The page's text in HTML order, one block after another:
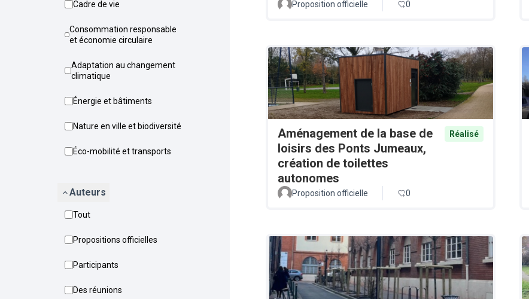
Cadre de vie
Consommation responsable
et économie circulaire
Adaptation au changement
climatique
Énergie et bâtiments
Nature en ville et biodiversité
Éco-mobilité et transports
Auteurs
Tout
Propositions officielles
Participants
Des réunions
Proposition officielle 0
Aménagement de la base de
loisirs des Ponts Jumeaux,
création de toilettes
autonomes
Réalisé
Proposition officielle 0